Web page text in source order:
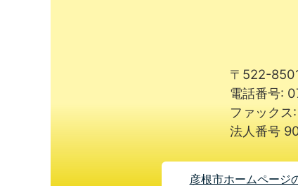
〒522-
電話番号:
ファック
法人番号
彦根市ホームページ